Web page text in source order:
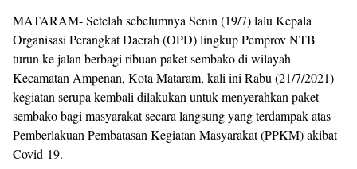
MATARAM- Setelah sebelumnya Senin (19/7) lalu Kepala
Organisasi Perangkat Daerah (OPD) lingkup Pemprov NTB
turun ke jalan berbagi ribuan paket sembako di wilayah
Kecamatan Ampenan, Kota Mataram, kali ini Rabu (21/7/2021)
kegiatan serupa kembali dilakukan untuk menyerahkan paket
sembako bagi masyarakat secara langsung yang terdampak atas
Pemberlakuan Pembatasan Kegiatan Masyarakat (PPKM) akibat
Covid-19.